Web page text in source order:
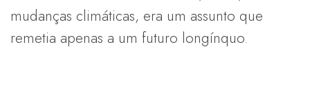
mudanças climáticas, era um assunto que
remetia apenas a um futuro longínquo.